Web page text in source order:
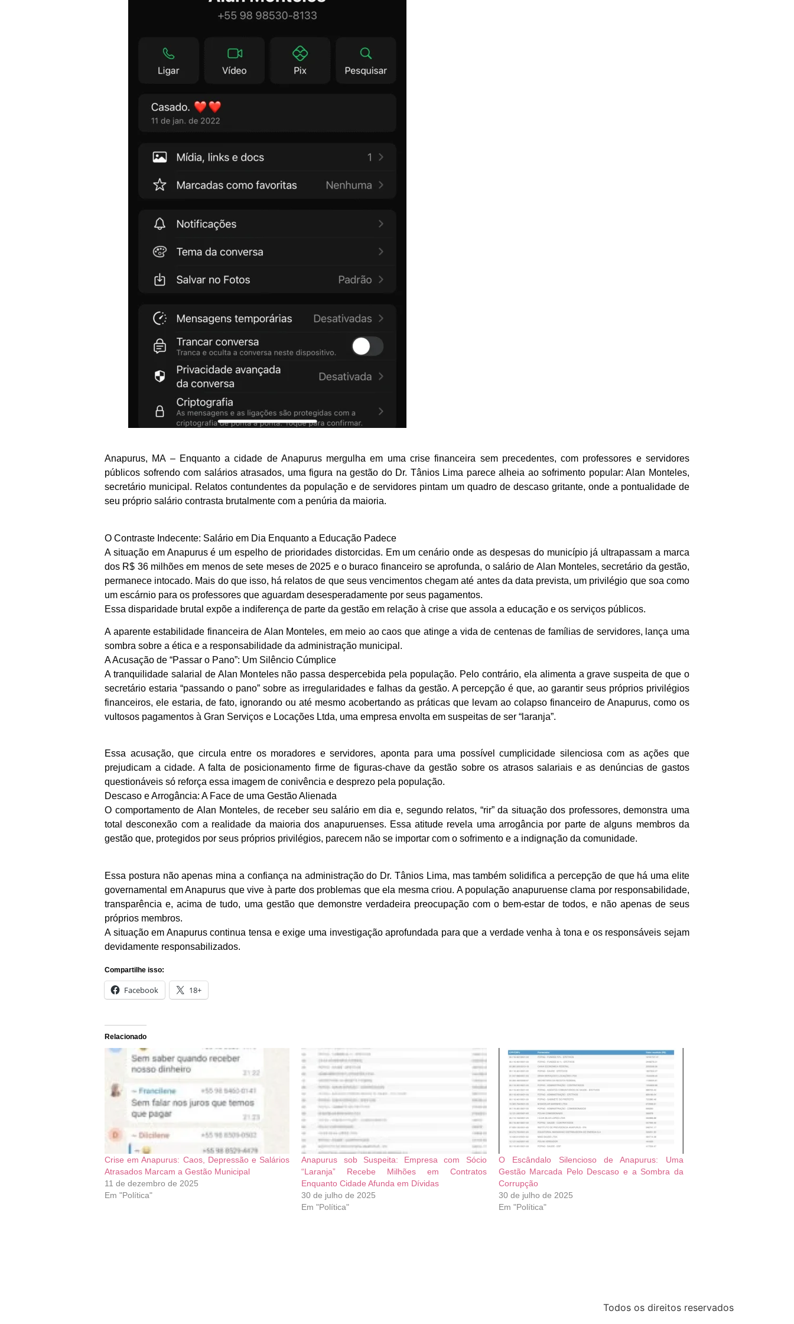
Anapurus, MA – Enquanto a cidade de Anapurus mergulha em uma crise financeira sem precedentes, com professores e servidores
públicos sofrendo com salários atrasados, uma figura na gestão do Dr. Tânios Lima parece alheia ao sofrimento popular: Alan Monteles,
secretário municipal. Relatos contundentes da população e de servidores pintam um quadro de descaso gritante, onde a pontualidade de
seu próprio salário contrasta brutalmente com a penúria da maioria.
O Contraste Indecente: Salário em Dia Enquanto a Educação Padece
A situação em Anapurus é um espelho de prioridades distorcidas. Em um cenário onde as despesas do município já ultrapassam a marca
dos R$ 36 milhões em menos de sete meses de 2025 e o buraco financeiro se aprofunda, o salário de Alan Monteles, secretário da gestão,
permanece intocado. Mais do que isso, há relatos de que seus vencimentos chegam até antes da data prevista, um privilégio que soa como
um escárnio para os professores que aguardam desesperadamente por seus pagamentos.
Essa disparidade brutal expõe a indiferença de parte da gestão em relação à crise que assola a educação e os serviços públicos.
A aparente estabilidade financeira de Alan Monteles, em meio ao caos que atinge a vida de centenas de famílias de servidores, lança uma
sombra sobre a ética e a responsabilidade da administração municipal.
A Acusação de “Passar o Pano”: Um Silêncio Cúmplice
A tranquilidade salarial de Alan Monteles não passa despercebida pela população. Pelo contrário, ela alimenta a grave suspeita de que o
secretário estaria “passando o pano” sobre as irregularidades e falhas da gestão. A percepção é que, ao garantir seus próprios privilégios
financeiros, ele estaria, de fato, ignorando ou até mesmo acobertando as práticas que levam ao colapso financeiro de Anapurus, como os
vultosos pagamentos à Gran Serviços e Locações Ltda, uma empresa envolta em suspeitas de ser “laranja”.
Essa acusação, que circula entre os moradores e servidores, aponta para uma possível cumplicidade silenciosa com as ações que
prejudicam a cidade. A falta de posicionamento firme de figuras-chave da gestão sobre os atrasos salariais e as denúncias de gastos
questionáveis só reforça essa imagem de conivência e desprezo pela população.
Descaso e Arrogância: A Face de uma Gestão Alienada
O comportamento de Alan Monteles, de receber seu salário em dia e, segundo relatos, “rir” da situação dos professores, demonstra uma
total desconexão com a realidade da maioria dos anapuruenses. Essa atitude revela uma arrogância por parte de alguns membros da
gestão que, protegidos por seus próprios privilégios, parecem não se importar com o sofrimento e a indignação da comunidade.
Essa postura não apenas mina a confiança na administração do Dr. Tânios Lima, mas também solidifica a percepção de que há uma elite
governamental em Anapurus que vive à parte dos problemas que ela mesma criou. A população anapuruense clama por responsabilidade,
transparência e, acima de tudo, uma gestão que demonstre verdadeira preocupação com o bem-estar de todos, e não apenas de seus
próprios membros.
A situação em Anapurus continua tensa e exige uma investigação aprofundada para que a verdade venha à tona e os responsáveis sejam
devidamente responsabilizados.
Compartilhe isso:
Facebook 18+
Relacionado
Crise em Anapurus: Caos, Depressão e Salários
Atrasados Marcam a Gestão Municipal
11 de dezembro de 2025
Em "Política"
Anapurus sob Suspeita: Empresa com Sócio
“Laranja” Recebe Milhões em Contratos
Enquanto Cidade Afunda em Dívidas
30 de julho de 2025
Em "Política"
O Escândalo Silencioso de Anapurus: Uma
Gestão Marcada Pelo Descaso e a Sombra da
Corrupção
30 de julho de 2025
Em "Política"
Todos os direitos reservados